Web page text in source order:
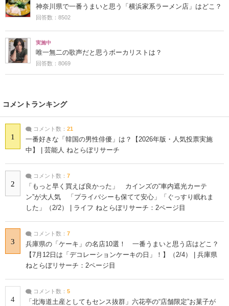
神奈川県で一番うまいと思う「横浜家系ラーメン店」はどこ？
回答数：8502
実施中
唯一無二の歌声だと思うボーカリストは？
回答数：8069
コメントランキング
1
コメント数： 21
一番好きな「韓国の男性俳優」は？【2026年版・人気投票実施
中】 | 芸能人 ねとらぼリサーチ
2
コメント数： 7
「もっと早く買えば良かった」 カインズの“車内遮光カーテ
ン”が大人気 「プライバシーも保てて安心」「ぐっすり眠れま
した」（2/2） | ライフ ねとらぼリサーチ：2ページ目
3
コメント数： 7
兵庫県の「ケーキ」の名店10選！ 一番うまいと思う店はどこ？
【7月12日は「デコレーションケーキの日」！】（2/4） | 兵庫県
ねとらぼリサーチ：2ページ目
4
コメント数： 5
「北海道土産としてもセンス抜群」六花亭の“店舗限定”お菓子が